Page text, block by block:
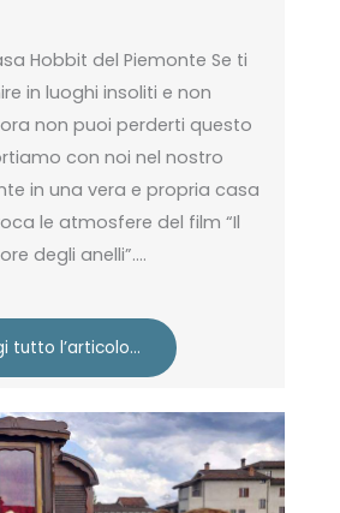
Hobbit del Piemonte Se ti
in luoghi insoliti e non
non puoi perderti questo
con noi nel nostro
in una vera e propria casa
le atmosfere del film “Il
degli anelli”….
tutto l’articolo…